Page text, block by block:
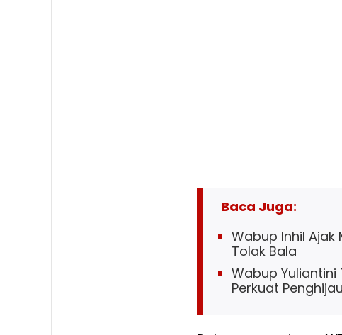
Baca Juga:
Wabup Inhil
Tolak Bala
Wabup Yuliantini
Perkuat